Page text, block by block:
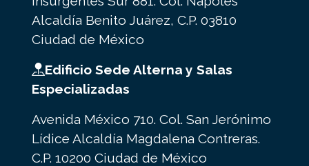
Alcaldía Benito Juárez, C.P. 03810
Ciudad de México
Edificio Sede Alterna y Salas
Especializadas
Avenida México 710. Col. San Jerónimo
Lídice Alcaldía Magdalena Contreras.
C.P. 10200 Ciudad de México